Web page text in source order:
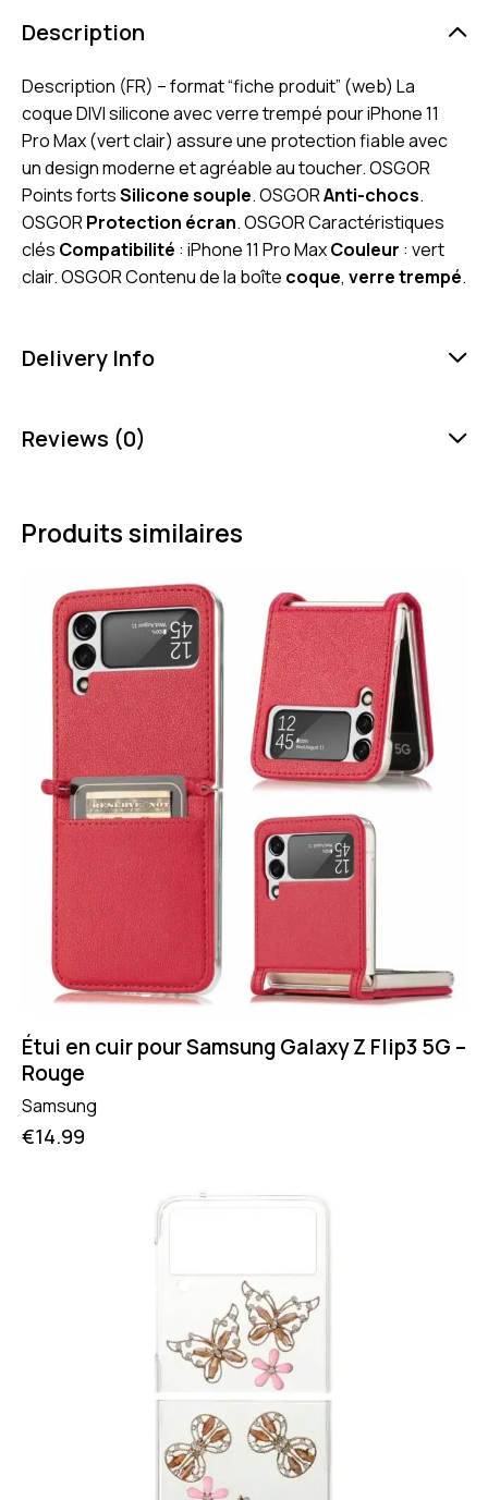
Description
Description (FR) – format “fiche produit” (web) La
coque DIVI silicone avec verre trempé pour iPhone 11
Pro Max (vert clair) assure une protection fiable avec
un design moderne et agréable au toucher. OSGOR
Points fortsSilicone souple. OSGORAnti-chocs.
OSGORProtection écran. OSGOR Caractéristiques
clés Compatibilité : iPhone 11 Pro MaxCouleur : vert
clair. OSGOR Contenu de la boîte coque, verre trempé.
Delivery Info
Reviews (0)
Produits similaires
Étui en cuir pour Samsung Galaxy Z Flip3 5G –
Rouge
Samsung
€14.99